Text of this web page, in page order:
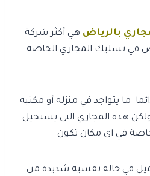
بالرياض هي أكثر شركة
في تسليك المجاري الخاصة
ما يتواجد في منزله أو مكتبه
هذه المجاري التى يستحيل
في اى مكان تكون
في حاله نفسية شديدة من